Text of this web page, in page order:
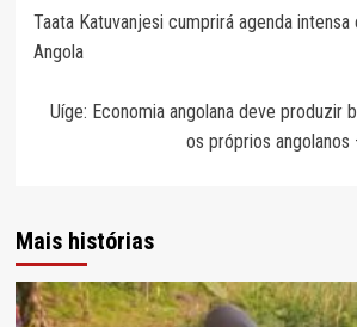
de
artigos
Taata Katuvanjesi cumprirá agenda
Angola
Uíge: Economia angolana deve produzir
os próprios angolanos
Mais histórias